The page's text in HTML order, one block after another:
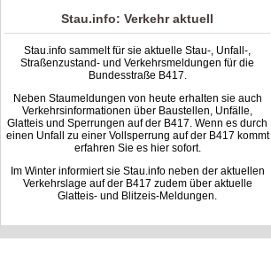
Stau.info: Verkehr aktuell
Stau.info sammelt für sie aktuelle Stau-, Unfall-,
Straßenzustand- und Verkehrsmeldungen für die
Bundesstraße B417.
Neben Staumeldungen von heute erhalten sie auch
Verkehrsinformationen über Baustellen, Unfälle,
Glatteis und Sperrungen auf der B417. Wenn es durch
einen Unfall zu einer Vollsperrung auf der B417 kommt
erfahren Sie es hier sofort.
Im Winter informiert sie Stau.info neben der aktuellen
Verkehrslage auf der B417 zudem über aktuelle
Glatteis- und Blitzeis-Meldungen.